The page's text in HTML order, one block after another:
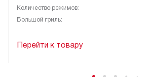
Количество режимов:
Большой гриль:
Перейти к товару